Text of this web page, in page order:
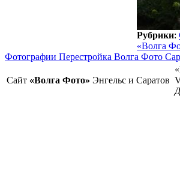
Рубрики:
«Волга
Фотографии Перестройка Волга Фото
Сайт «Волга Фото» Энгельс и Саратов